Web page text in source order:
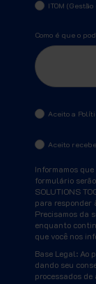
ITOM
Como é que o
Aceito a
Aceito
Informamos
formulário
SOLUTIONS
para responder
Precisamos da
enquanto
que você nos
Base Legal: Ao
dando seu
processados